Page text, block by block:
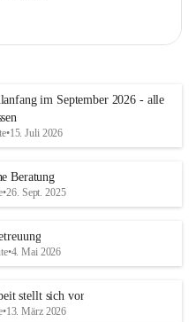
im September 2026 - alle
•15. Juli 2026
Beratung
•26. Sept. 2025
•4. Mai 2026
stellt sich vor
•13. März 2026